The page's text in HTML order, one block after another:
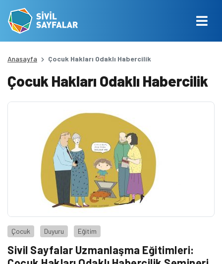
Anasayfa Çocuk Hakları Odaklı Habercilik
Çocuk Hakları Odaklı Habercilik
Çocuk Duyuru Eğitim
Sivil Sayfalar Uzmanlaşma Eğitimleri: